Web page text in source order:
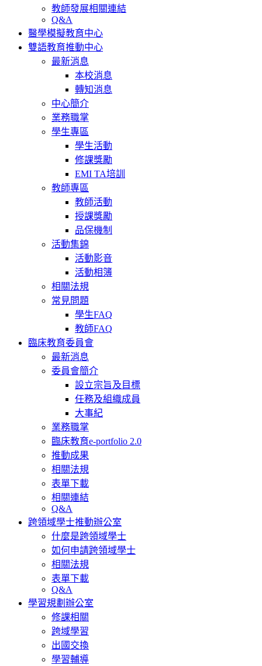
教師發展相關連結
Q&A
醫學模擬教育中心
雙語教育推動中心
最新消息
本校消息
轉知消息
中心簡介
業務職掌
學生專區
學生活動
修課獎勵
EMI TA培訓
教師專區
教師活動
授課獎勵
品保機制
活動集錦
活動影音
活動相簿
相關法規
常見問題
學生FAQ
教師FAQ
臨床教育委員會
最新消息
委員會簡介
設立宗旨及目標
任務及組織成員
大事紀
業務職掌
臨床教育e-portfolio 2.0
推動成果
相關法規
表單下載
相關連結
Q&A
跨領域學士推動辦公室
什麼是跨領域學士
如何申請跨領域學士
相關法規
表單下載
Q&A
學習規劃辦公室
修課相關
跨域學習
出國交換
學習輔導